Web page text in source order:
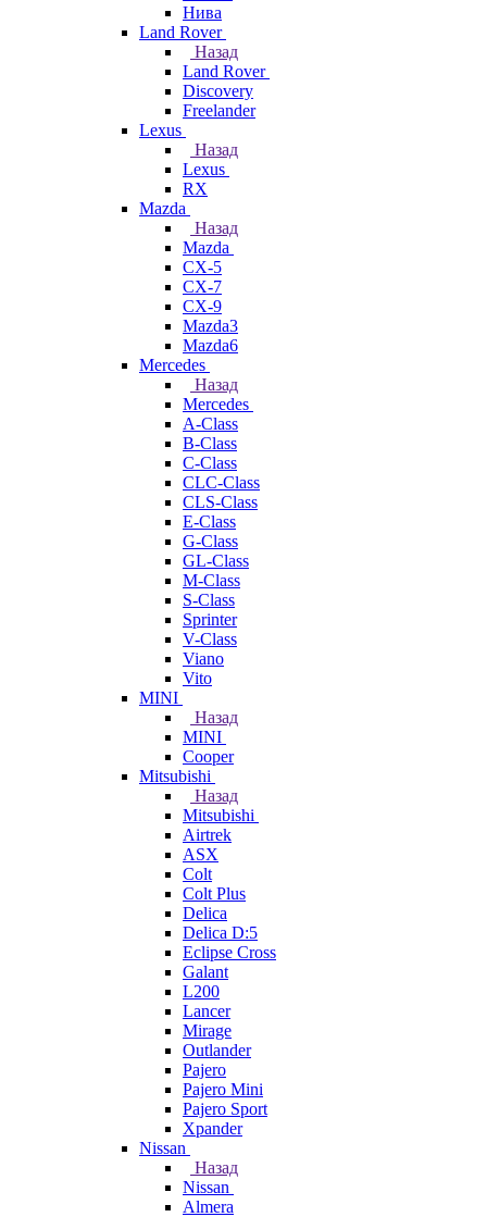
Нива
Land Rover
Назад
Land Rover
Discovery
Freelander
Lexus
Назад
Lexus
RX
Mazda
Назад
Mazda
CX-5
CX-7
CX-9
Mazda3
Mazda6
Mercedes
Назад
Mercedes
A-Class
B-Class
C-Class
CLC-Class
CLS-Class
E-Class
G-Class
GL-Class
M-Class
S-Class
Sprinter
V-Class
Viano
Vito
MINI
Назад
MINI
Cooper
Mitsubishi
Назад
Mitsubishi
Airtrek
ASX
Colt
Colt Plus
Delica
Delica D:5
Eclipse Cross
Galant
L200
Lancer
Mirage
Outlander
Pajero
Pajero Mini
Pajero Sport
Xpander
Nissan
Назад
Nissan
Almera